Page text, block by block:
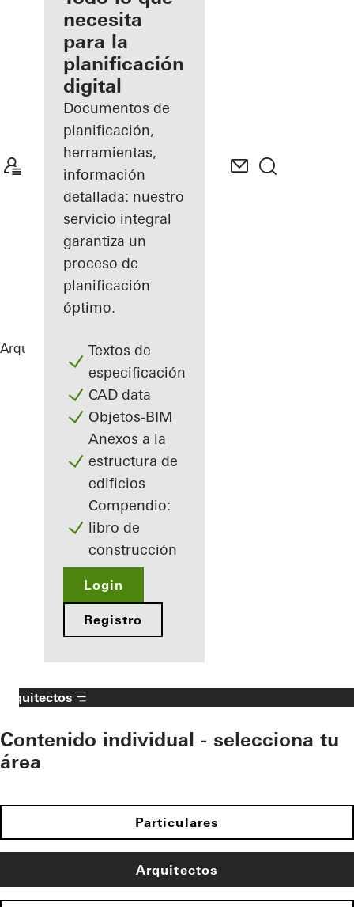
registrado
Descubre
mi área
de
trabajo
necesita
para la
planificación
digital
Documentos de
planificación,
herramientas,
información
detallada: nuestro
servicio integral
garantiza un
proceso de
planificación
óptimo.
Textos de
especificación
CAD data
Objetos-BIM
Anexos a la
estructura de
edificios
Compendio:
libro de
construcción
Login
Registro
Arquitectos ReferenciasBirch Green
Arquitectos
Contenido individual - selecciona tu
área
Particulares
Arquitectos